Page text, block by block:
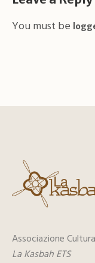
You must be
Associazione
La Kasbah ETS